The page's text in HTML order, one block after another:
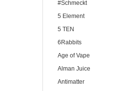
#Schmeckt
5 Element
5 TEN
6Rabbits
Age of Vape
Alman Juice
Antimatter